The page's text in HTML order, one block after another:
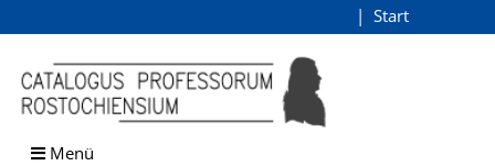
Browsen
direkt zum Inhalt
Start
Menü